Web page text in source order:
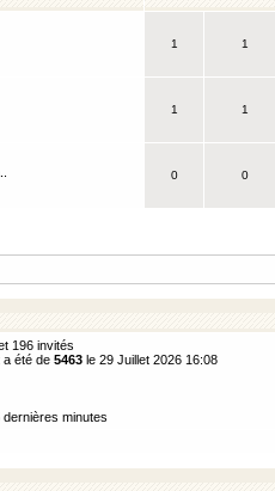
1 1
1 1
0 0
196 invités
a été de 5463 le 29 Juillet 2026 16:08
minutes